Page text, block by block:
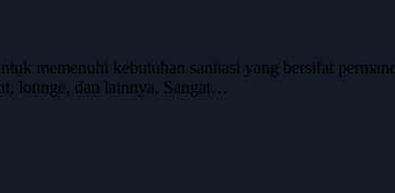
memenuhi kebutuhan sanitasi yang bersifat
lounge, dan lainnya. Sangat…